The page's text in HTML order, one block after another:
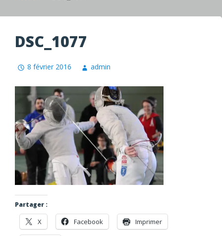
DSC_1077
8 février 2016 admin
Partager :
X Facebook Imprimer